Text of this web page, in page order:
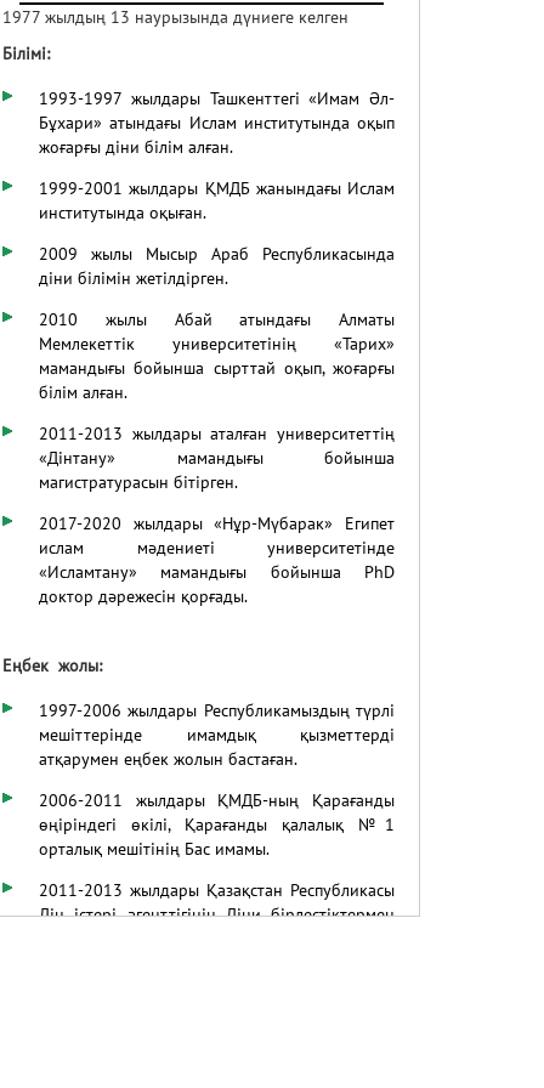
1977 жылдың 13 наурызында дүниеге келген
Білімі:
1993-1997 жылдары Ташкенттегі «Имам Әл-
Бұхари» атындағы Ислам институтында оқып
жоғарғы діни білім алған.
1999-2001 жылдары ҚМДБ жанындағы Ислам
институтында оқыған.
2009 жылы Мысыр Араб Республикасында
діни білімін жетілдірген.
2010 жылы Абай атындағы Алматы
Мемлекеттік университетінің «Тарих»
мамандығы бойынша сырттай оқып, жоғарғы
білім алған.
2011-2013 жылдары аталған университеттің
«Дінтану» мамандығы бойынша
магистратурасын бітірген.
2017-2020 жылдары «Нұр-Мүбарак» Египет
ислам мәдениеті университетінде
«Исламтану» мамандығы бойынша PhD
доктор дәрежесін қорғады.
Еңбек жолы:
1997-2006жылдары Республикамыздың түрлі
мешіттерінде имамдық қызметтерді
атқарумен еңбек жолын бастаған.
2006-2011 жылдары ҚМДБ-ның Қарағанды
өңіріндегі өкілі, Қарағанды қалалық №1
орталық мешітінің Бас имамы.
2011-2013 жылдары Қазақстан Республикасы
Дін істері агенттігінің Діни бірлестіктермен